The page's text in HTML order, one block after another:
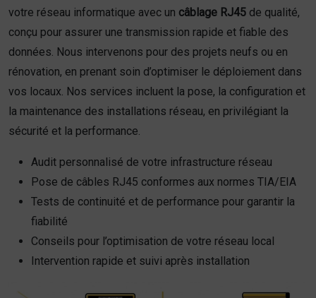
votre réseau informatique avec un câblage RJ45 de qualité,
conçu pour assurer une transmission rapide et fiable des
données. Nous intervenons pour des projets neufs ou en
rénovation, en prenant soin d’optimiser le déploiement dans
vos locaux. Nos services incluent la pose, la configuration et
la maintenance des installations réseau, en privilégiant la
sécurité et la performance.
Audit personnalisé de votre infrastructure réseau
Pose de câbles RJ45 conformes aux normes TIA/EIA
Tests de continuité et de performance pour garantir la
fiabilité
Conseils pour l’optimisation de votre réseau local
Intervention rapide et suivi après installation